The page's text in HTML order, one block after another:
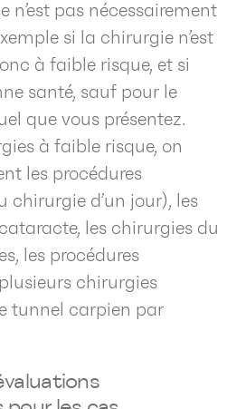
n’est pas nécessairement
si la chirurgie n’est
à faible risque, et si
santé, sauf pour le
que vous présentez.
à faible risque, on
les procédures
chirurgie d’un jour), les
les chirurgies du
les procédures
chirurgies
tunnel carpien par